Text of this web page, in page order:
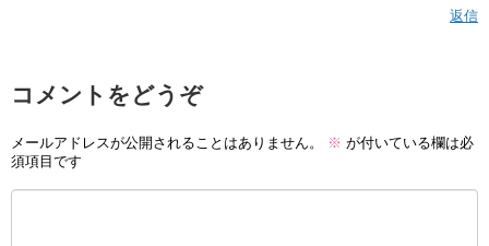
返信
コメントをどうぞ
メールアドレスが公開されることはありません。 ※ が付いている欄は必
須項目です